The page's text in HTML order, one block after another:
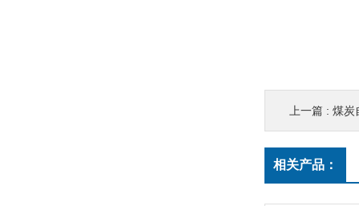
上一篇 : 煤炭
相关产品：